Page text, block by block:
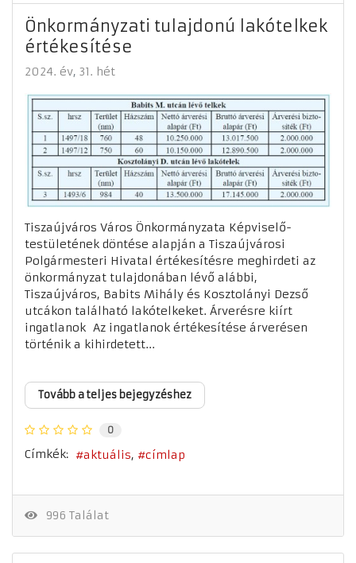
Önkormányzati tulajdonú lakótelkek
értékesítése
2024. év 31. hét
Tiszaújváros Város Önkormányzata Képviselő-
testületének döntése alapján a Tiszaújvárosi
Polgármesteri Hivatal értékesítésre meghirdeti az
önkormányzat tulajdonában lévő alábbi,
Tiszaújváros, Babits Mihály és Kosztolányi Dezső
utcákon található lakótelkeket. Árverésre kiírt
ingatlanok Az ingatlanok értékesítése árverésen
történik a kihirdetett...
Tovább a teljes bejegyzéshez
0
Címkék: aktuális címlap
996 Találat